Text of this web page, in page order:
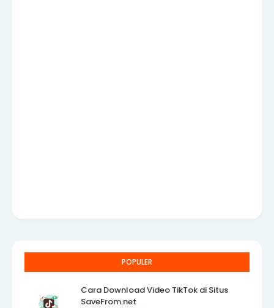
POPULER
Cara Download Video TikTok di Situs
SaveFrom.net